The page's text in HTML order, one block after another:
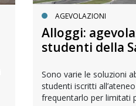
AGEVOLAZIONI
Alloggi:
studenti della
Sono varie le soluzioni
studenti iscritti
frequentarlo per limitati